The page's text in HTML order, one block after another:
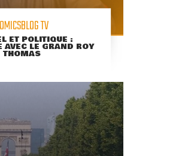
TV
ET POLITIQUE :
AVEC LE GRAND ROY
THOMAS